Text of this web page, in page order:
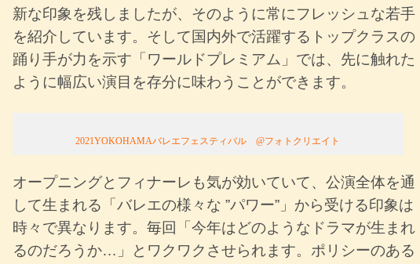
新な印象を残しましたが、そのように常にフレッシュな若手
を紹介しています。そして国内外で活躍するトップクラスの
踊り手が力を示す「ワールドプレミアム」では、先に触れた
ように幅広い演目を存分に味わうことができます。
2021YOKOHAMAバレエフェスティバル @フォトクリエイト
オープニングとフィナーレも気が効いていて、公演全体を通
して生まれる「バレエの様々な ”パワー”」から受ける印象は
時々で異なります。毎回「今年はどのようなドラマが生まれ
るのだろうか…」とワクワクさせられます。ポリシーのある